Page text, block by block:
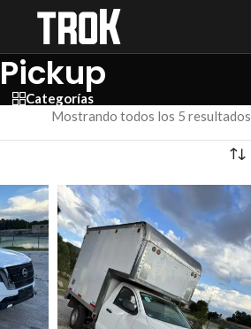
Pickup
Categorías
Mostrando todos los 5 resultados